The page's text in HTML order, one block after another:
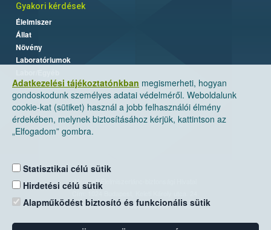
Adatkezelési tájékoztatónkban megismerheti, hogyan
gondoskodunk személyes adatai védelméről. Weboldalunk
cookie-kat (sütiket) használ a jobb felhasználói élmény
érdekében, melynek biztosításához kérjük, kattintson az
„Elfogadom” gombra.
Statisztikai célú sütik
Hirdetési célú sütik
Alapműködést biztosító és funkcionális sütik
Gyakori kérdések
Élelmiszer
Állat
Növény
Laboratóriumok
Nemzeti Élelmiszerlánc-biztonsági Hivatal
Levelezési cím: 1525 Budapest. Pf. 30.